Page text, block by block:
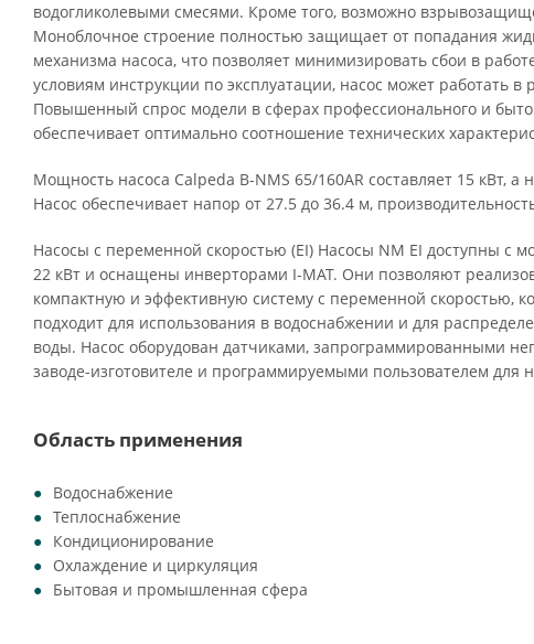
водогликолевыми смесями. Кроме того, возможно
Моноблочное строение полностью защищает от попадания
механизма насоса, что позволяет минимизировать сбои в
условиям инструкции по эксплуатации, насос может работать в
Повышенный спрос модели в сферах профессионального и
обеспечивает оптимально соотношение технических
Мощность насоса Calpeda B-NMS 65/160AR составляет 15 кВт,
Насос обеспечивает напор от 27.5 до 36.4 м,
Насосы с переменной скоростью (EI) Насосы NM EI доступны с
22 кВт и оснащены инверторами I-MAT. Они позволяют
компактную и эффективную систему с переменной скоростью,
подходит для использования в водоснабжении и для
воды. Насос оборудован датчиками, запрограммированными
заводе-изготовителе и программируемыми пользователем для
Область применения
Водоснабжение
Теплоснабжение
Кондиционирование
Охлаждение и циркуляция
Бытовая и промышленная сфера